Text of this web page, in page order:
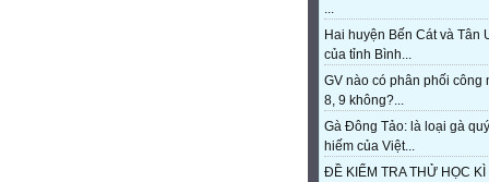
...
Hai huyện Bến Cát và Tân
của tỉnh Bình...
GV nào có phân phối công
8, 9 không?...
Gà Đông Tảo: là loại gà quý
hiếm của Việt...
ĐỀ KIỂM TRA THỬ HỌC KÌ I